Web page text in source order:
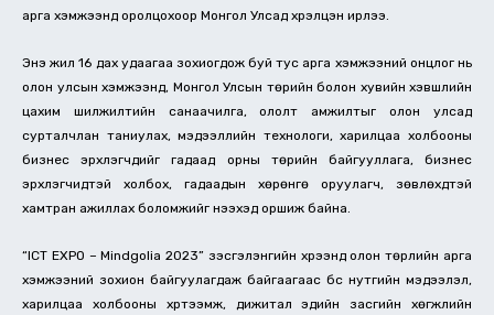
арга хэмжээнд оролцохоор Монгол Улсад хүрэлцэн ирлээ.
Энэ жил 16 дах удаагаа зохиогдож буй тус арга хэмжээний онцлог нь
олон улсын хэмжээнд, Монгол Улсын төрийн болон хувийн хэвшлийн
цахим шилжилтийн санаачилга, ололт амжилтыг олон улсад
сурталчлан таниулах, мэдээллийн технологи, харилцаа холбооны
бизнес эрхлэгчдийг гадаад орны төрийн байгууллага, бизнес
эрхлэгчидтэй холбох, гадаадын хөрөнгө оруулагч, зөвлөхүүдтэй
хамтран ажиллах боломжийг нээхэд оршиж байна.
“ICT EXPO – Mindgolia 2023” үзэсгэлэнгийн хүрээнд олон төрлийн арга
хэмжээний зохион байгуулагдаж байгаагаас бүс нутгийн мэдээлэл,
харилцаа холбооны хүртээмж, дижитал эдийн засгийн хөгжлийн